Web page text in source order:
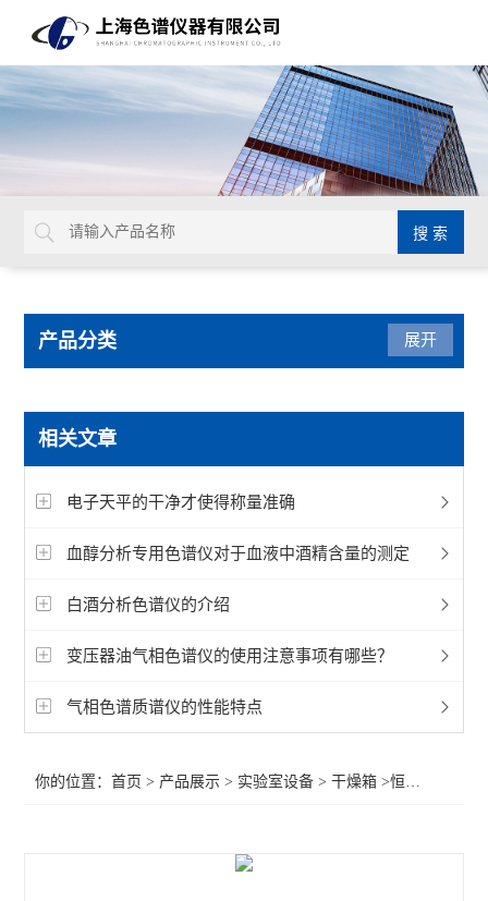
产品分类
蒸馏水器纯水机
加热套电炉
超声波清洗机
摇床
水浴锅油槽
干燥箱
展开
相关文章
电子天平的干净才使得称量准确
血醇分析专用色谱仪对于血液中酒精含量的测定
白酒分析色谱仪的介绍
变压器油气相色谱仪的使用注意事项有哪些？
气相色谱质谱仪的性能特点
你的位置：首页 > 产品展示 > 实验室设备 >干燥箱 >恒温干燥箱WHLL/WHL系列